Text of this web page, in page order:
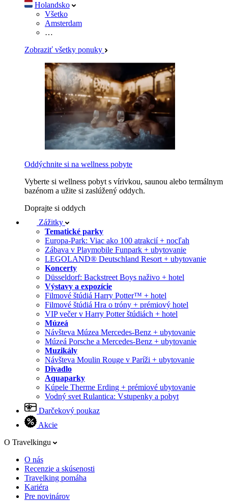
Holandsko
Všetko
Amsterdam
…
Zobraziť všetky ponuky
Oddýchnite si na wellness pobyte
Vyberte si wellness pobyt s vírivkou, saunou alebo termálnym
bazénom a užite si zaslúžený oddych.
Doprajte si oddych
Zážitky
Tematické parky
Europa-Park: Viac ako 100 atrakcií + nocľah
Zábava v Playmobile Funpark + ubytovanie
LEGOLAND® Deutschland Resort + ubytovanie
Koncerty
Düsseldorf: Backstreet Boys naživo + hotel
Výstavy a expozície
Filmové štúdiá Harry Potter™ + hotel
Filmové štúdiá Hra o tróny + prémiový hotel
VIP večer v Harry Potter štúdiách + hotel
Múzeá
Návšteva Múzea Mercedes-Benz + ubytovanie
Múzeá Porsche a Mercedes-Benz + ubytovanie
Muzikály
Návšteva Moulin Rouge v Paríži + ubytovanie
Divadlo
Aquaparky
Kúpele Therme Erding + prémiové ubytovanie
Vodný svet Rulantica: Vstupenky a pobyt
Darčekový poukaz
Akcie
O Travelkingu
O nás
Recenzie a skúsenosti
Travelking pomáha
Kariéra
Pre novinárov